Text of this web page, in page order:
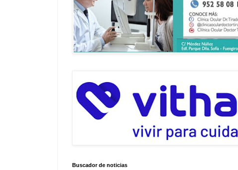
Buscador de noticias